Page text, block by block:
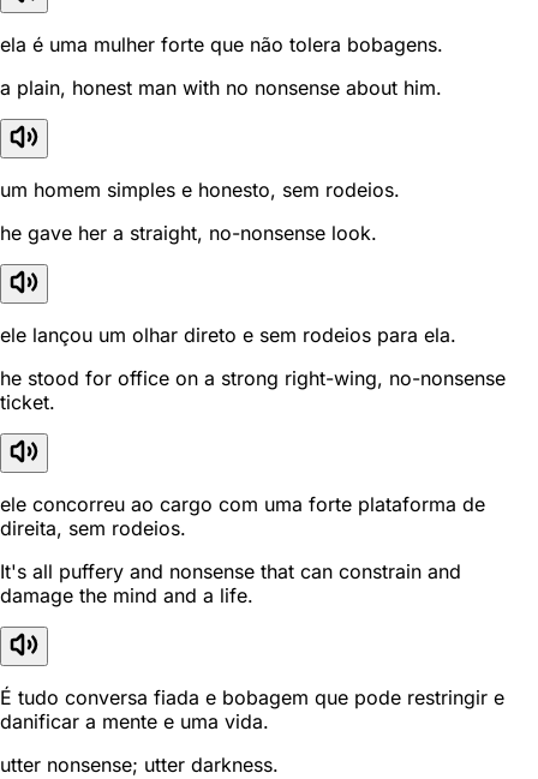
ela é uma mulher forte que não tolera bobagens.
a plain, honest man with no nonsense about him.
um homem simples e honesto, sem rodeios.
he gave her a straight, no-nonsense look.
ele lançou um olhar direto e sem rodeios para ela.
he stood for office on a strong right-wing, no-nonsense
ticket.
ele concorreu ao cargo com uma forte plataforma de
direita, sem rodeios.
It's all puffery and nonsense that can constrain and
damage the mind and a life.
É tudo conversa fiada e bobagem que pode restringir e
danificar a mente e uma vida.
utter nonsense; utter darkness.